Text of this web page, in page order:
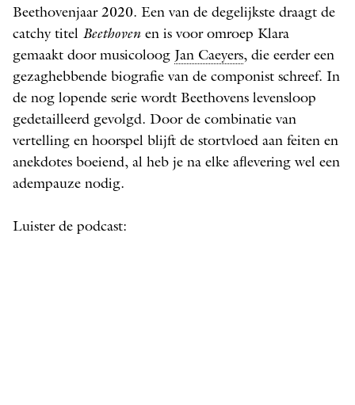
Beethovenjaar 2020. Een van de degelijkste draagt de
catchy titel Beethoven en is voor omroep Klara
gemaakt door musicoloog Jan Caeyers, die eerder een
gezaghebbende biografie van de componist schreef. In
de nog lopende serie wordt Beethovens levensloop
gedetailleerd gevolgd. Door de combinatie van
vertelling en hoorspel blijft de stortvloed aan feiten en
anekdotes boeiend, al heb je na elke aflevering wel een
adempauze nodig.
Luister de podcast: